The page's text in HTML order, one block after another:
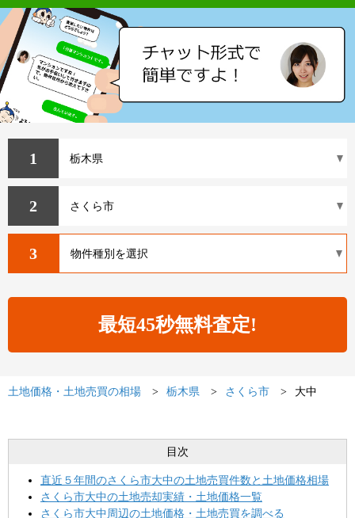
1
2
3
土地価格・土地売買の相場 栃木県 さくら市 大中
目次
直近５年間のさくら市大中の土地売買件数と土地価格相場
さくら市大中の土地売却実績・土地価格一覧
さくら市大中周辺の土地価格・土地売買を調べる